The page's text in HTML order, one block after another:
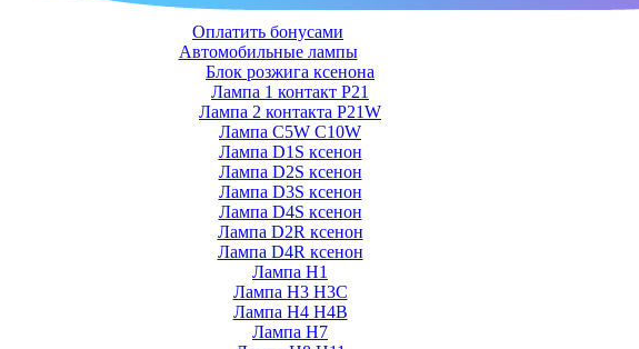
Оплатить бонусами
Автомобильные лампы
Блок розжига ксенона
Лампа 1 контакт P21
Лампа 2 контакта P21W
Лампа C5W C10W
Лампа D1S ксенон
Лампа D2S ксенон
Лампа D3S ксенон
Лампа D4S ксенон
Лампа D2R ксенон
Лампа D4R ксенон
Лампа H1
Лампа H3 H3C
Лампа H4 H4B
Лампа H7